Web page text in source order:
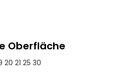
Oberfläche
21 25 30